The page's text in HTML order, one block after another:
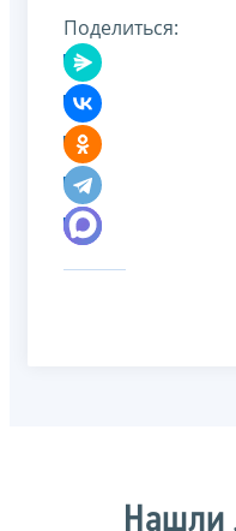
Поделиться:
Нашли